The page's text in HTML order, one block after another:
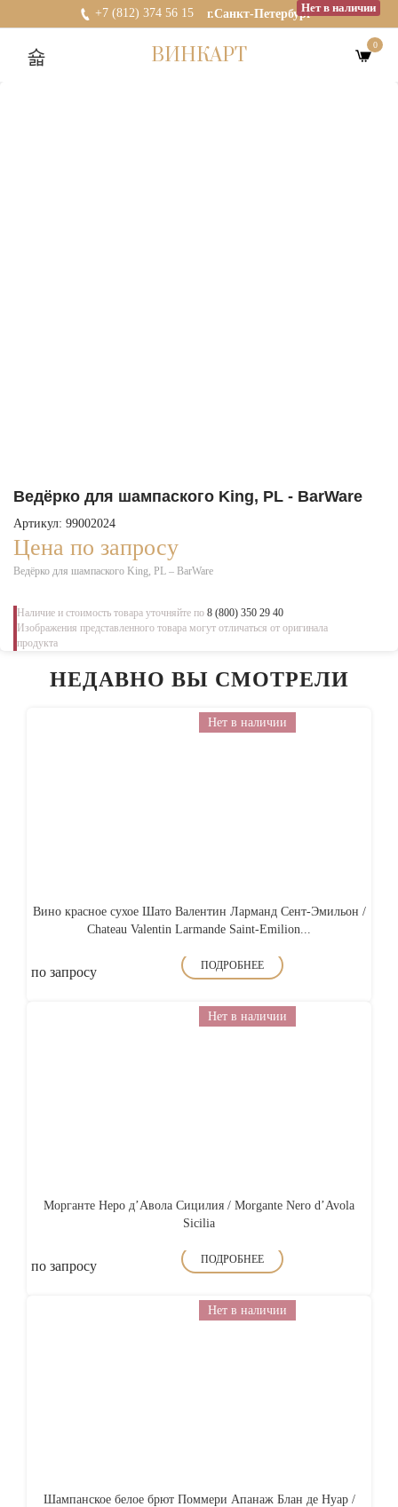
+7 (812) 374 56 15 г.Санкт-Петербург
ВИНКАРТ 0
Нет в наличии
Ведёрко для шампаского King, PL - BarWare
Артикул: 99002024
Цена по запросу
Ведёрко для шампаского King, PL – BarWare
Наличие и стоимость товара уточняйте по 8 (800) 350 29 40
Изображения представленного товара могут отличаться от оригинала
продукта
НЕДАВНО ВЫ СМОТРЕЛИ
Нет в наличии
Вино красное сухое Шато Валентин Ларманд Сент-Эмильон /
Chateau Valentin Larmande Saint-Emilion...
по запросу ПОДРОБНЕЕ
Нет в наличии
Морганте Неро д’Авола Сицилия / Morgante Nero d’Avola
Sicilia
по запросу ПОДРОБНЕЕ
Нет в наличии
Шампанское белое брют Поммери Апанаж Блан де Нуар /